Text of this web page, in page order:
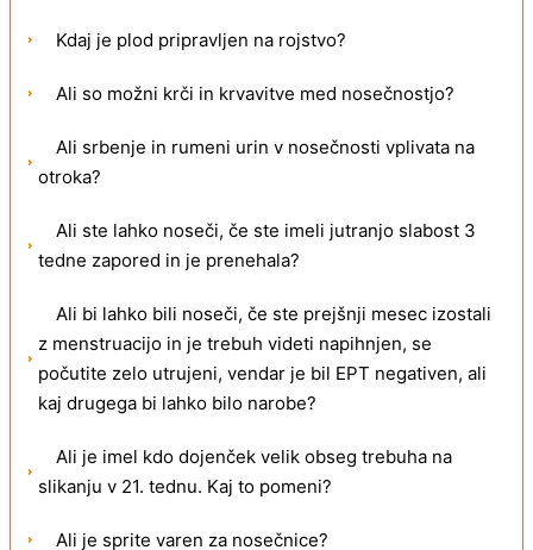
Kdaj je plod pripravljen na rojstvo?
Ali so možni krči in krvavitve med nosečnostjo?
Ali srbenje in rumeni urin v nosečnosti vplivata na
otroka?
Ali ste lahko noseči, če ste imeli jutranjo slabost 3
tedne zapored in je prenehala?
Ali bi lahko bili noseči, če ste prejšnji mesec izostali
z menstruacijo in je trebuh videti napihnjen, se
počutite zelo utrujeni, vendar je bil EPT negativen, ali
kaj drugega bi lahko bilo narobe?
Ali je imel kdo dojenček velik obseg trebuha na
slikanju v 21. tednu. Kaj to pomeni?
Ali je sprite varen za nosečnice?